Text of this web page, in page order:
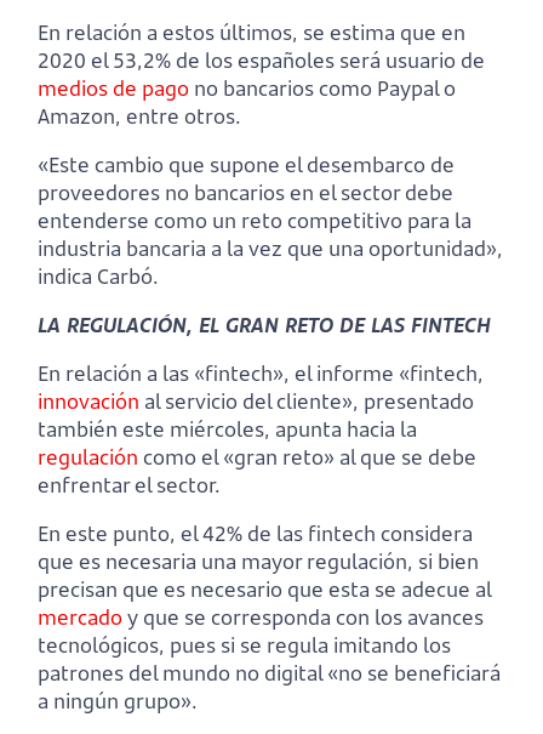
En relación a estos últimos, se estima que en
2020 el 53,2% de los españoles será usuario de
medios de pago no bancarios como Paypal o
Amazon, entre otros.
«Este cambio que supone el desembarco de
proveedores no bancarios en el sector debe
entenderse como un reto competitivo para la
industria bancaria a la vez que una oportunidad»,
indica Carbó.
LA REGULACIÓN, EL GRAN RETO DE LAS FINTECH
En relación a las «fintech», el informe «fintech,
innovación al servicio del cliente», presentado
también este miércoles, apunta hacia la
regulación como el «gran reto» al que se debe
enfrentar el sector.
En este punto, el 42% de las fintech considera
que es necesaria una mayor regulación, si bien
precisan que es necesario que esta se adecue al
mercadoy que se corresponda con los avances
tecnológicos, pues si se regula imitando los
patrones del mundo no digital «no se beneficiará
a ningún grupo».